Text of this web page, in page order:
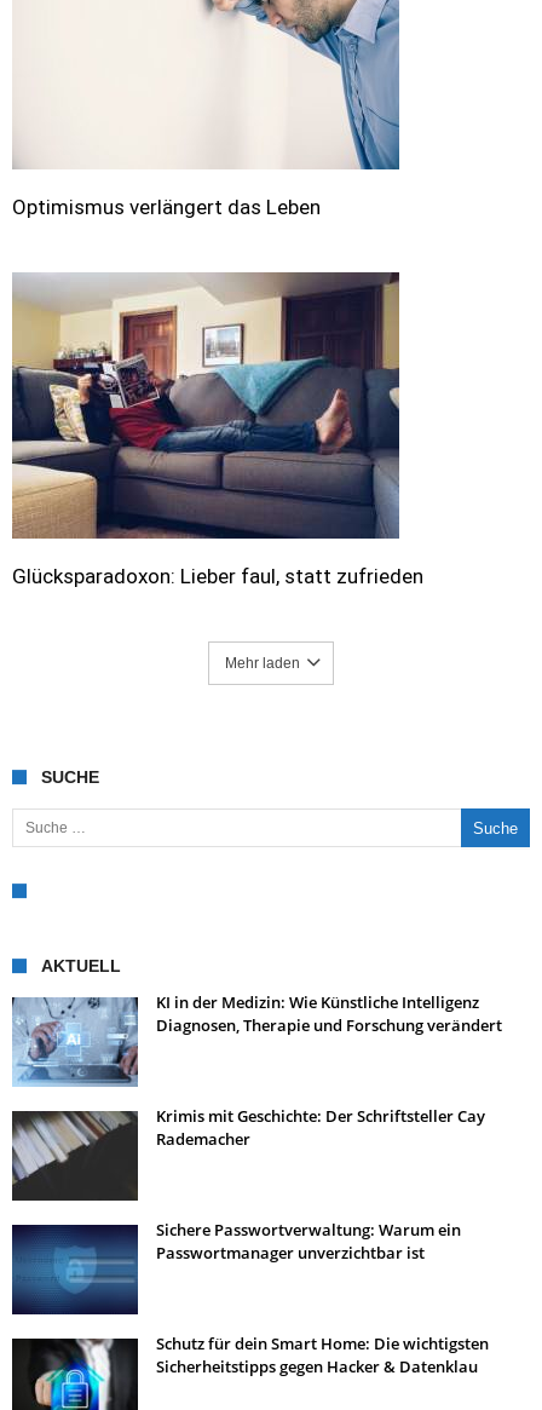
Optimismus verlängert das Leben
Glücksparadoxon: Lieber faul, statt zufrieden
Mehr laden
SUCHE
Suche nach:
AKTUELL
KI in der Medizin: Wie Künstliche Intelligenz
Diagnosen, Therapie und Forschung verändert
Krimis mit Geschichte: Der Schriftsteller Cay
Rademacher
Sichere Passwortverwaltung: Warum ein
Passwortmanager unverzichtbar ist
Schutz für dein Smart Home: Die wichtigsten
Sicherheitstipps gegen Hacker & Datenklau